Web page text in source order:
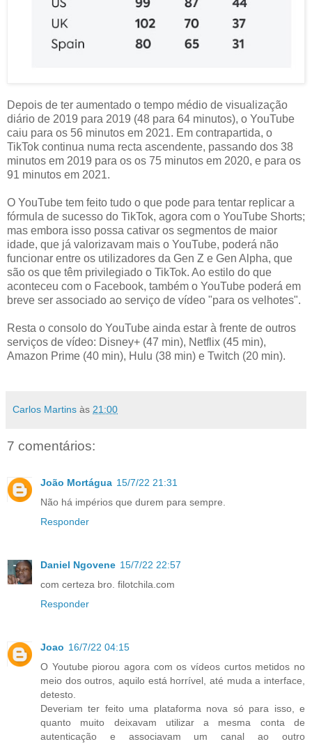
Depois de ter aumentado o tempo médio de visualização
diário de 2019 para 2019 (48 para 64 minutos), o YouTube
caiu para os 56 minutos em 2021. Em contrapartida, o
TikTok continua numa recta ascendente, passando dos 38
minutos em 2019 para os os 75 minutos em 2020, e para os
91 minutos em 2021.
O YouTube tem feito tudo o que pode para tentar replicar a
fórmula de sucesso do TikTok, agora com o YouTube Shorts;
mas embora isso possa cativar os segmentos de maior
idade, que já valorizavam mais o YouTube, poderá não
funcionar entre os utilizadores da Gen Z e Gen Alpha, que
são os que têm privilegiado o TikTok. Ao estilo do que
aconteceu com o Facebook, também o YouTube poderá em
breve ser associado ao serviço de vídeo "para os velhotes".
Resta o consolo do YouTube ainda estar à frente de outros
serviços de vídeo: Disney+ (47 min), Netflix (45 min),
Amazon Prime (40 min), Hulu (38 min) e Twitch (20 min).
Carlos Martins às 21:00
7 comentários:
João Mortágua 15/7/22 21:31
Não há impérios que durem para sempre.
Responder
Daniel Ngovene 15/7/22 22:57
com certeza bro. filotchila.com
Responder
Joao 16/7/22 04:15
O Youtube piorou agora com os vídeos curtos metidos no
meio dos outros, aquilo está horrível, até muda a interface,
detesto.
Deveriam ter feito uma plataforma nova só para isso, e
quanto muito deixavam utilizar a mesma conta de
autenticação e associavam um canal ao outro